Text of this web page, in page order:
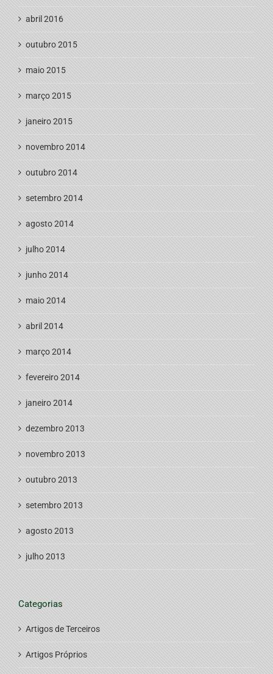
abril 2016
outubro 2015
maio 2015
março 2015
janeiro 2015
novembro 2014
outubro 2014
setembro 2014
agosto 2014
julho 2014
junho 2014
maio 2014
abril 2014
março 2014
fevereiro 2014
janeiro 2014
dezembro 2013
novembro 2013
outubro 2013
setembro 2013
agosto 2013
julho 2013
Categorias
Artigos de Terceiros
Artigos Próprios